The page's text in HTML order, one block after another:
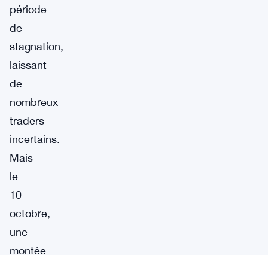
période
de
stagnation,
laissant
de
nombreux
traders
incertains.
Mais
le
10
octobre,
une
montée